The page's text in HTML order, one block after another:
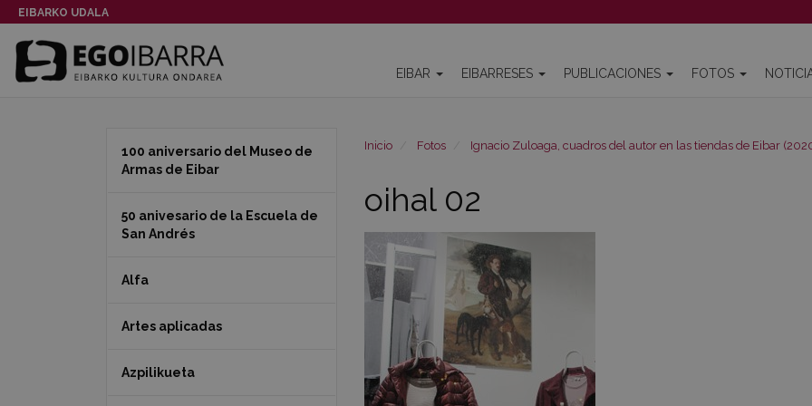
EIBARKO UDALA
EIBAR EIBARRESES PUBLICACIONES FOTOS
Inicio Fotos Ignacio Zuloaga, cuadros del autor en las tiendas de Eibar
oihal 02
100 aniversario del Museo de
Armas de Eibar
50 anivesario de la Escuela de
San Andrés
Alfa
Artes aplicadas
Azpilikueta